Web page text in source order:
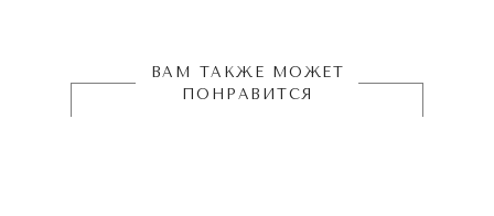
ВАМ ТАКЖЕ МОЖЕТ
ПОНРАВИТСЯ